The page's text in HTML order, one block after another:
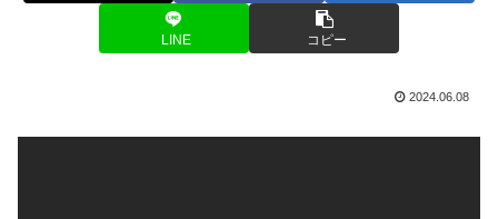
LINE コピー
2024.06.08